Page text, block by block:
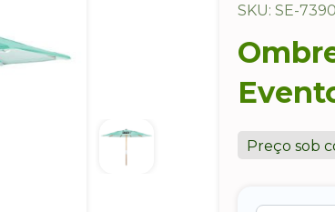
SKU: SE-
Preço sob